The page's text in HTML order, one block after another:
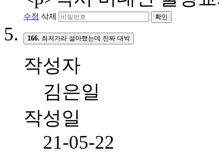
수정 삭제 확인
166. 최저가라 설마했는데 진짜 대박
작성자
김은일
작성일
21-05-22